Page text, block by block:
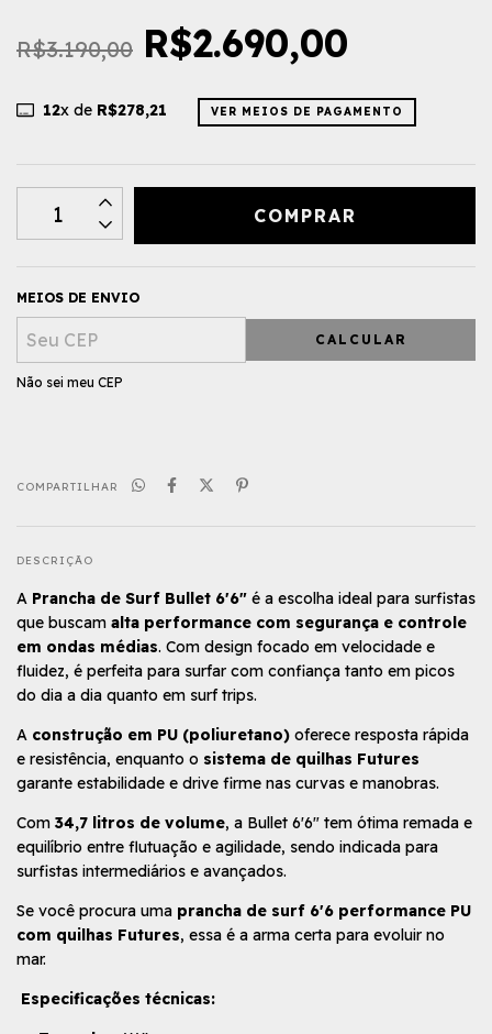
R$3.190,00 R$2.690,00
12x de R$278,21 VER MEIOS DE PAGAMENTO
MEIOS DE ENVIO
CALCULAR
Não sei meu CEP
COMPARTILHAR
DESCRIÇÃO
A Prancha de Surf Bullet 6'6" é a escolha ideal para surfistas
que buscam alta performance com segurança e controle
em ondas médias. Com design focado em velocidade e
fluidez, é perfeita para surfar com confiança tanto em picos
do dia a dia quanto em surf trips.
A construção em PU (poliuretano) oferece resposta rápida
e resistência, enquanto o sistema de quilhas Futures
garante estabilidade e drive firme nas curvas e manobras.
Com 34,7 litros de volume, a Bullet 6'6" tem ótima remada e
equilíbrio entre flutuação e agilidade, sendo indicada para
surfistas intermediários e avançados.
Se você procura uma prancha de surf 6'6 performance PU
com quilhas Futures, essa é a arma certa para evoluir no
mar.
Especificações técnicas: